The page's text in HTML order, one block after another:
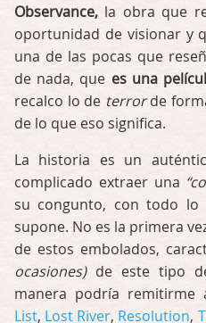
Observance, la obra que
oportunidad de visionar y
una de las pocas que
de nada, que es una
recalco lo de terrorde
de lo que eso significa.
La historia es un
complicado extraer una
su congunto, con todo
supone. No es la primera
de estos embolados,
ocasiones)de este tipo
manera podría remitirme
List, Lost River, Resolution,